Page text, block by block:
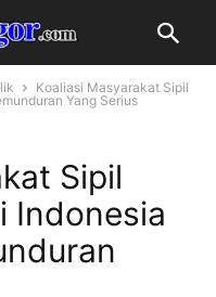
Koaliasi Masyarakat Sipil
Yang Serius
Sipil
Indonesia